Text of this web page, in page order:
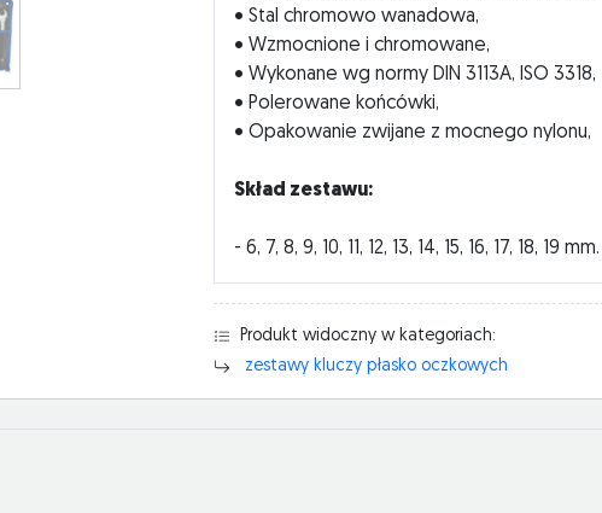
• Stal chromowo wanadowa,
• Wzmocnione i chromowane,
• Wykonane wg normy DIN 3113A, ISO 3318,
• Polerowane końcówki,
• Opakowanie zwijane z mocnego nylonu,
Skład zestawu:
- 6, 7, 8, 9, 10, 11, 12, 13, 14, 15, 16, 17, 18, 19 mm.
Produkt widoczny w kategoriach:
zestawy kluczy płasko oczkowych